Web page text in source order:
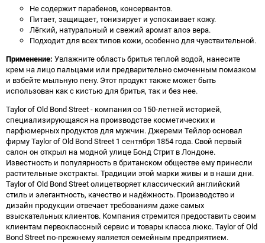
Не содержит парабенов, консервантов.
Питает, защищает, тонизирует и успокаивает кожу.
Лёгкий, натуральный и свежий аромат алоэ вера.
Подходит для всех типов кожи, особенно для чувствительной.
Применение: Увлажните область бритья теплой водой, нанесите
крем на лицо пальцами или предварительно смоченным помазком
и взбейте мыльную пену. Этот продукт также может быть
использован как с кистью для бритья, так и без нее.
Taylor of Old Bond Street - компания со 150-летней историей,
специализирующаяся на производстве косметических и
парфюмерных продуктов для мужчин. Джереми Тейлор основал
фирму Taylor of Old Bond Street 1 сентября 1854 года. Свой первый
салон он открыл на модной улице Бонд Стрит в Лондоне.
Известность и популярность в британском обществе ему принесли
растительные экстракты. Традиции этой марки живы и в наши дни.
Taylor of Old Bond Street олицетворяет классический английский
стиль и элегантность, качество и надёжность. Производство и
дизайн продукции отвечает требованиям даже самых
взыскательных клиентов. Компания стремится предоставить своим
клиентам первоклассный сервис и товары класса люкс. Taylor of Old
Bond Street по-прежнему является семейным предприятием.